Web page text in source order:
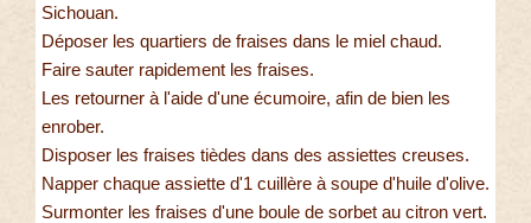
Sichouan.
Déposer les quartiers de fraises dans le miel chaud.
Faire sauter rapidement les fraises.
Les retourner à l'aide d'une écumoire, afin de bien les
enrober.
Disposer les fraises tièdes dans des assiettes creuses.
Napper chaque assiette d'1 cuillère à soupe d'huile d'olive.
Surmonter les fraises d'une boule de sorbet au citron vert.